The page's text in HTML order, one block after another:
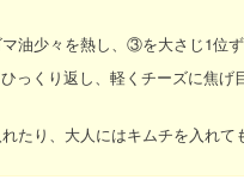
油少々を熱し、③を大さじ1位
っくり返し、軽くチーズに焦げ
たり、大人にはキムチを入れて